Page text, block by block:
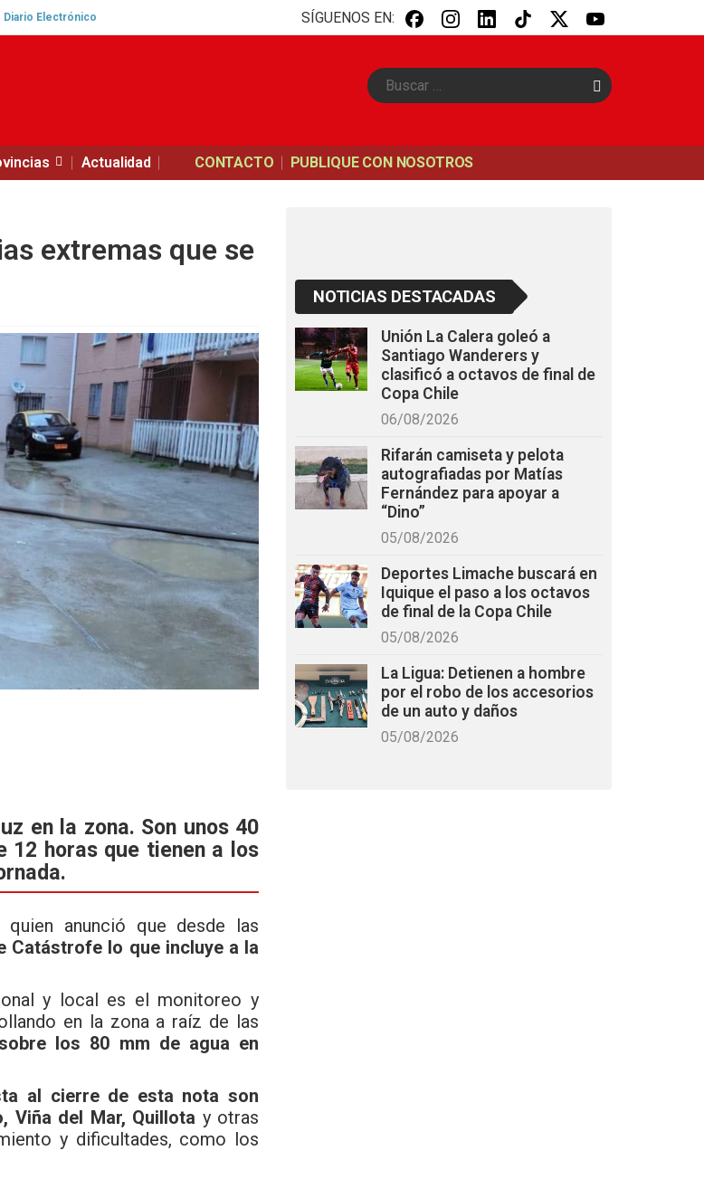
Diario Electrónico SÍGUENOS EN:
B
u
Actualidad CONTACTO PUBLIQUE CON NOSOTROS
extremas que se
en la zona. Son unos 40
12 horas que tienen a los
anunció que desde las
Catástrofe lo que incluye a la
y local es el monitoreo y
en la zona a raíz de las
los 80 mm de agua en
al cierre de esta nota son
Viña del Mar, Quillota y otras
y dificultades, como los
NOTICIAS DESTACADAS
Unión La Calera goleó a
Santiago Wanderers y
clasificó a octavos de final de
Copa Chile
06/08/2026
Rifarán camiseta y pelota
autografiadas por Matías
Fernández para apoyar a
“Dino”
05/08/2026
Deportes Limache buscará en
Iquique el paso a los octavos
de final de la Copa Chile
05/08/2026
La Ligua: Detienen a hombre
por el robo de los accesorios
de un auto y daños
05/08/2026